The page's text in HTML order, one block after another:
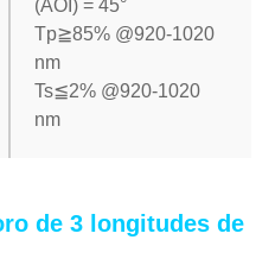
(AOI) = 45°
Tp≧85% @920-1020
nm
Ts≦2% @920-1020
nm
de 3 longitudes de